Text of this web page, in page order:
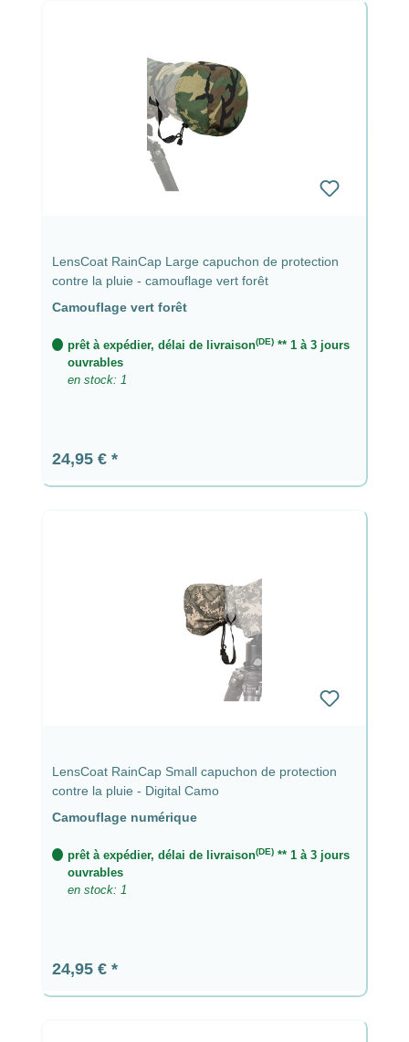
LensCoat RainCap Large capuchon de protection
contre la pluie - camouflage vert forêt
Camouflage vert forêt
prêt à expédier, délai de livraison(DE)** 1 à 3 jours
ouvrables
en stock: 1
Prix régulier :
24,95 €
LensCoat RainCap Small capuchon de protection
contre la pluie - Digital Camo
Camouflage numérique
prêt à expédier, délai de livraison(DE)** 1 à 3 jours
ouvrables
en stock: 1
Prix régulier :
24,95 €